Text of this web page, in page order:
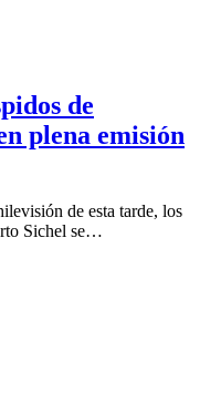
de
plena emisión
de esta tarde, los
Sichel se…